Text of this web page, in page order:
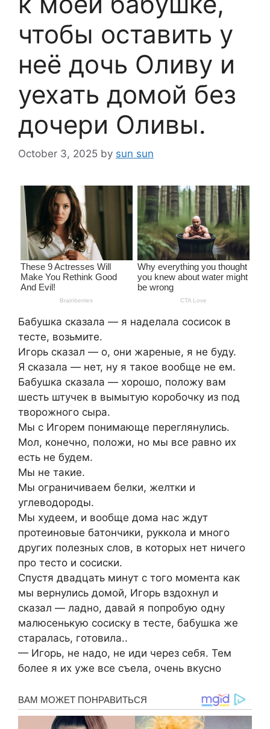
чтобы оставить у
неё дочь Оливу и
уехать домой без
дочери Оливы.
October 3, 2025 by sun sun
Бабушка сказала — я наделала сосисок в
тесте, возьмите.
Игорь сказал — о, они жареные, я не буду.
Я сказала — нет, ну я такое вообще не ем.
Бабушка сказала — хорошо, положу вам
шесть штучек в вымытую коробочку из под
творожного сыра.
Мы с Игорем понимающе переглянулись.
Мол, конечно, положи, но мы все равно их
есть не будем.
Мы не такие.
Мы ограничиваем белки, желтки и
углеводороды.
Мы худеем, и вообще дома нас ждут
протеиновые батончики, руккола и много
других полезных слов, в которых нет ничего
про тесто и сосиски.
Спустя двадцать минут с того момента как
мы вернулись домой, Игорь вздохнул и
сказал — ладно, давай я попробую одну
малюсенькую сосиску в тесте, бабушка же
старалась, готовила..
— Игорь, не надо, не иди через себя. Тем
более я их уже все съела, очень вкусно